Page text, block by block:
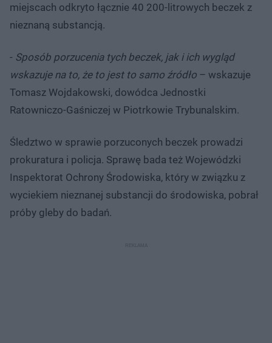
miejscach odkryto łącznie 40 200-litrowych beczek z
nieznaną substancją.
- Sposób porzucenia tych beczek, jak i ich wygląd
wskazuje na to, że to jest to samo źródło – wskazuje
Tomasz Wojdakowski, dowódca Jednostki
Ratowniczo-Gaśniczej w Piotrkowie Trybunalskim.
Śledztwo w sprawie porzuconych beczek prowadzi
prokuratura i policja. Sprawę bada też Wojewódzki
Inspektorat Ochrony Środowiska, który w związku z
wyciekiem nieznanej substancji do środowiska, pobrał
próby gleby do badań.